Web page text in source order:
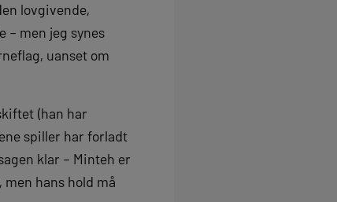
lovgivende,
– men jeg synes
uanset om
(han har
spiller har forladt
klar – Minteh er
hans hold må